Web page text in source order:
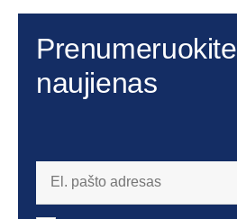
Prenumeruokite
naujienas